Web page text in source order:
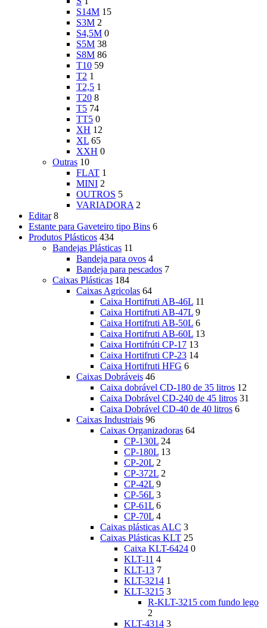
S14M 15
S3M 2
S4,5M 0
S5M 38
S8M 86
T10 59
T2 1
T2,5 1
T20 8
T5 74
TT5 0
XH 12
XL 65
XXH 0
Outras 10
FLAT 1
MINI 2
OUTROS 5
VARIADORA 2
Editar 8
Estante para Gaveteiro tipo Bins 6
Produtos Plásticos 434
Bandejas Plásticas 11
Bandeja para ovos 4
Bandeja para pescados 7
Caixas Plásticas 184
Caixas Agricolas 64
Caixa Hortifruti AB-46L 11
Caixa Hortifruti AB-47L 9
Caixa Hortifruti AB-50L 6
Caixa Hortifruti AB-60L 13
Caixa Hortifrúti CP-17 13
Caixa Hortifruti CP-23 14
Caixa Hortifruti HFG 6
Caixas Dobráveis 46
Caixa dobrável CD-180 de 35 litros 12
Caixa Dobrável CD-240 de 45 litros 31
Caixa Dobrável CD-40 de 40 litros 6
Caixas Industriais 96
Caixas Organizadoras 64
CP-130L 24
CP-180L 13
CP-20L 2
CP-372L 2
CP-42L 9
CP-56L 3
CP-61L 6
CP-70L 4
Caixas plásticas ALC 3
Caixas Plásticas KLT 25
Caixa KLT-6424 0
KLT-11 4
KLT-13 7
KLT-3214 1
KLT-3215 3
R-KLT-3215 com fundo lego
2
KLT-4314 3